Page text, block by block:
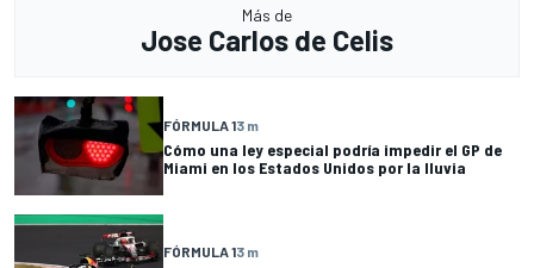
Más de
Jose Carlos de Celis
FÓRMULA 13 m
Cómo una ley especial podría impedir el GP de
Miami en los Estados Unidos por la lluvia
FÓRMULA 13 m